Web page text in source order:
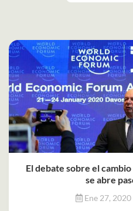
El debate sobre el
se abre
Ene 27, 2020